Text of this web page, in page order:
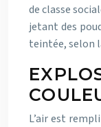
de classe
jetant des
teintée, selon
L’air est